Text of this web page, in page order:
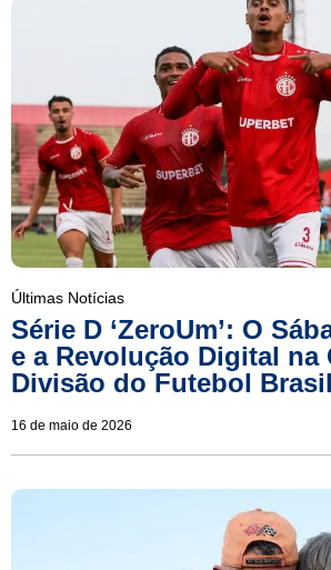
Últimas Notícias
Série D ‘ZeroUm’: O
e a Revolução Digital na
Divisão do Futebol
16 de maio de 2026